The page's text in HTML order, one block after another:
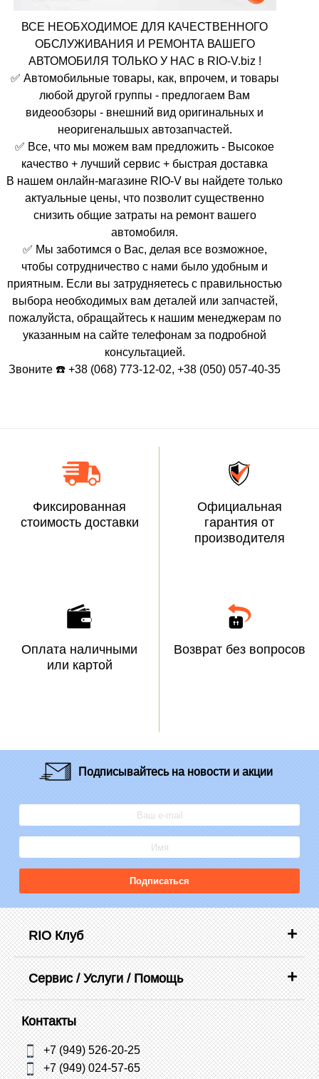
ВСЕ НЕОБХОДИМОЕ ДЛЯ КАЧЕСТВЕННОГО
ОБСЛУЖИВАНИЯ И РЕМОНТА ВАШЕГО
АВТОМОБИЛЯ ТОЛЬКО У НАС в RIO-V.biz !
✅ Автомобильные товары, как, впрочем, и товары
любой другой группы - предлогаем Вам
видеообзоры - внешний вид оригинальных и
неоригенальшых автозапчастей.
✅ Все, что мы можем вам предложить - Высокое
качество + лучший сервис + быстрая доставка
В нашем онлайн-магазине RIO-V вы найдете только
актуальные цены, что позволит существенно
снизить общие затраты на ремонт вашего
автомобиля.
✅ Мы заботимся о Вас, делая все возможное,
чтобы сотрудничество с нами было удобным и
приятным. Если вы затрудняетесь с правильностью
выбора необходимых вам деталей или запчастей,
пожалуйста, обращайтесь к нашим менеджерам по
указанным на сайте телефонам за подробной
консультацией.
Звоните ☎️ +38 (068) 773-12-02, +38 (050) 057-40-35
Фиксированная
стоимость доставки
Официальная
гарантия от
производителя
Оплата наличными
или картой
Возврат без вопросов
Подписывайтесьна новости и акции
Подписаться
RIO Клуб
Сервис / Услуги / Помощь
Контакты
+7 (949) 526-20-25
+7 (949) 024-57-65